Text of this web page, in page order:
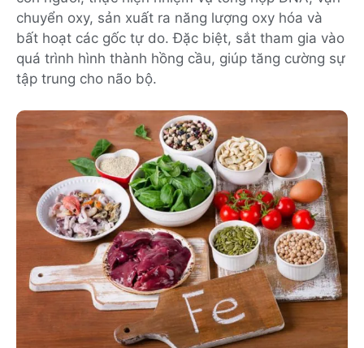
chuyển oxy, sản xuất ra năng lượng oxy hóa và
bất hoạt các gốc tự do. Đặc biệt, sắt tham gia vào
quá trình hình thành hồng cầu, giúp tăng cường sự
tập trung cho não bộ.